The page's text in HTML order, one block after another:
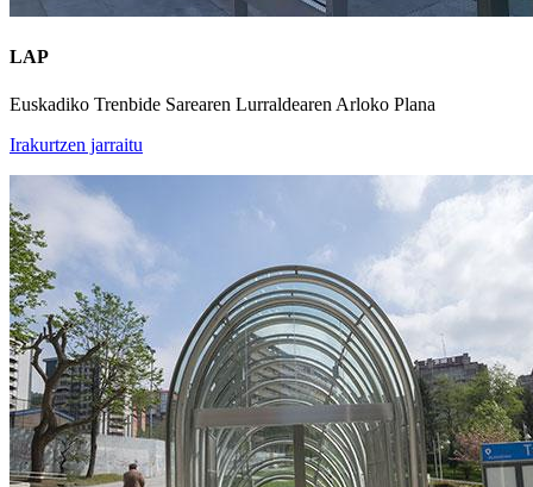
LAP
Euskadiko Trenbide Sarearen Lurraldearen Arloko Plana
Irakurtzen jarraitu